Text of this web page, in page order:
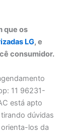
que os
LG, e
consumidor.
11 96231-
está apto
dúvidas
los da